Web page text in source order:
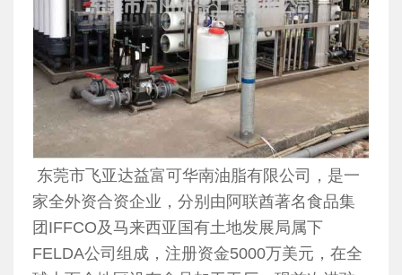
东莞市飞亚达益富可华南油脂有限公司，是一
家全外资合资企业，分别由阿联酋著名食品集
团IFFCO及马来西亚国有土地发展局属下
FELDA公司组成，注册资金5000万美元，在全